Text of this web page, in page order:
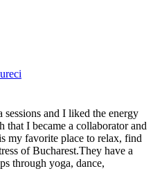
and I liked the energy
that I became a collaborator and
my favorite place to relax, find
of Bucharest.They have a
through yoga, dance,